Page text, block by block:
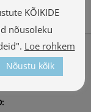
Back
To
Top
LV-4301
KÕIKIDE
nõusoleku
Loe rohkem
Nõustu kõik